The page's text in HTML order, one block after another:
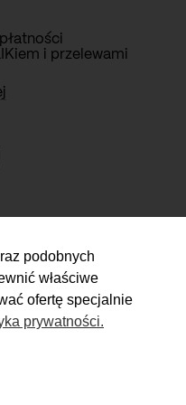
podobnych
właściwe
ofertę specjalnie
prywatności.
i przelewami
podjęcie
zakupu.